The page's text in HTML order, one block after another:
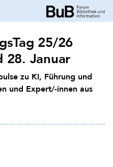
25/26
28. Januar
zu KI, Führung und
und Expert/-innen aus